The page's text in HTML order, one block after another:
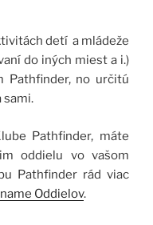
detí a mládeže
do iných miest a i.)
Pathfinder, no určitú
sami.
Pathfinder, máte
oddielu vo vašom
Pathfinder rád viac
Oddielov.